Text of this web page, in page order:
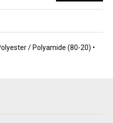
/ Polyamide (80-20) •